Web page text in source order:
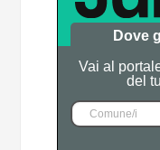
Dove
Vai al
del